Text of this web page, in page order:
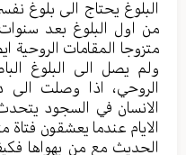
البلوغ يحتاج الى بلوغ
من اول البلوغ بعد
متزوجا المقامات
ولم يصل الى البلوغ
الروحي، اذا وصلت الى
الانسان في السجود
الايام عندما يعشقون
الحديث مع من يهواها